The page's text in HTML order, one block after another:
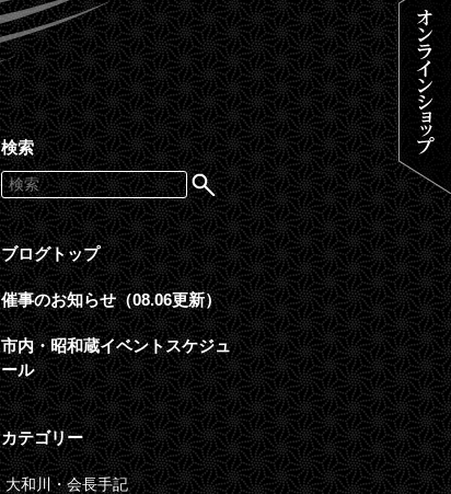
検索
ブログトップ
催事のお知らせ（08.06更新）
市内・昭和蔵イベントスケジュ
ール
カテゴリー
大和川・会長手記